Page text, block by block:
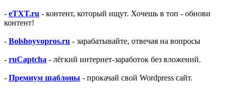
- eTXT.ru - контент, который ищут. Хочешь в топ - обнови
контент!
- Bolshoyvopros.ru - зарабатывайте, отвечая на вопросы
- ruCaptcha - лёгкий интернет-заработок без вложений.
- Премиум шаблоны - прокачай свой Wordpress сайт.